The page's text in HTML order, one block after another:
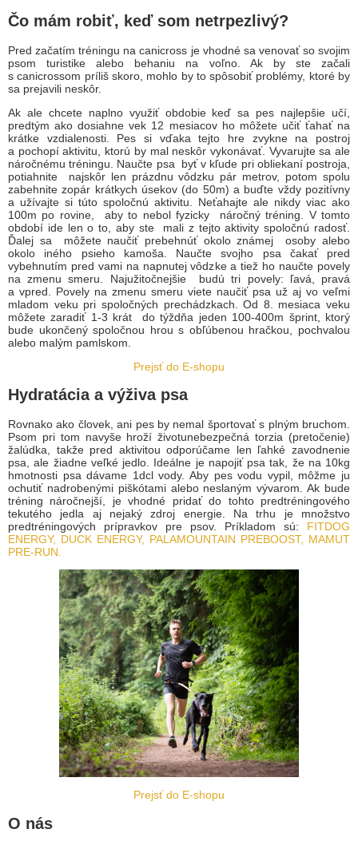
Čo mám robiť, keď som netrpezlivý?
Pred začatím tréningu na canicross je vhodné sa venovať so svojim
psom turistike alebo behaniu na voľno. Ak by ste začali
s canicrossom príliš skoro, mohlo by to spôsobiť problémy, ktoré by
sa prejavili neskôr.
Ak ale chcete naplno využiť obdobie keď sa pes najlepšie učí,
predtým ako dosiahne vek 12 mesiacov ho môžete učiť ťahať na
krátke vzdialenosti. Pes si vďaka tejto hre zvykne na postroj
a pochopí aktivitu, ktorú by mal neskôr vykonávať. Vyvarujte sa ale
náročnému tréningu. Naučte psa byť v kľude pri obliekaní postroja,
potiahnite najskôr len prázdnu vôdzku pár metrov, potom spolu
zabehnite zopár krátkych úsekov (do 50m) a buďte vždy pozitívny
a užívajte si túto spoločnú aktivitu. Neťahajte ale nikdy viac ako
100m po rovine, aby to nebol fyzicky náročný tréning. V tomto
období ide len o to, aby ste mali z tejto aktivity spoločnú radosť.
Ďalej sa môžete naučiť prebehnúť okolo známej osoby alebo
okolo iného psieho kamoša. Naučte svojho psa čakať pred
vybehnutím pred vami na napnutej vôdzke a tiež ho naučte povely
na zmenu smeru. Najužitočnejšie budú tri povely: ľavá, pravá
a vpred. Povely na zmenu smeru viete naučiť psa už aj vo veľmi
mladom veku pri spoločných prechádzkach. Od 8. mesiaca veku
môžete zaradiť 1-3 krát do týždňa jeden 100-400m šprint, ktorý
bude ukončený spoločnou hrou s obľúbenou hračkou, pochvalou
alebo malým pamlskom.
Prejsť do E-shopu
Hydratácia a výživa psa
Rovnako ako človek, ani pes by nemal športovať s plným bruchom.
Psom pri tom navyše hroží životunebezpečná torzia (pretočenie)
žalúdka, takže pred aktivitou odporúčame len ľahké zavodnenie
psa, ale žiadne veľké jedlo. Ideálne je napojiť psa tak, že na 10kg
hmotnosti psa dávame 1dcl vody. Aby pes vodu vypil, môžme ju
ochutiť nadrobenými piškótami alebo neslaným vývarom. Ak bude
tréning náročnejší, je vhodné pridať do tohto predtréningového
tekutého jedla aj nejaký zdroj energie. Na trhu je množstvo
predtréningových prípravkov pre psov. Príkladom sú: FITDOG
ENERGY, DUCK ENERGY, PALAMOUNTAIN PREBOOST, MAMUT
PRE-RUN.
Prejsť do E-shopu
O nás